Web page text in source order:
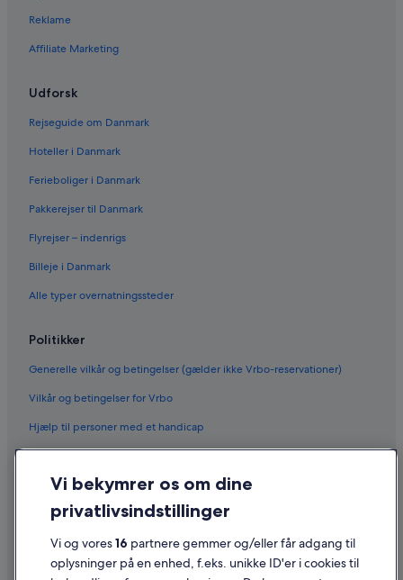
Reklame
Affiliate Marketing
Udforsk
Rejseguide om Danmark
Hoteller i Danmark
Ferieboliger i Danmark
Pakkerejser til Danmark
Flyrejser – indenrigs
Billeje i Danmark
Alle typer overnatningssteder
Politikker
Generelle vilkår og betingelser (gælder ikke Vrbo-reservationer)
Vilkår og betingelser for Vrbo
Hjælp til personer med et handicap
Cookies
Generelle vilkår for brug
Juridiske oplysninger/Kontakt os
Retningslinjer for indhold og indberetning af indhold
Vi bekymrer os om dine
privatlivsindstillinger
Vi og vores16 partnere gemmer og/eller får adgang til
oplysninger på en enhed, f.eks. unikke ID'er i cookies til